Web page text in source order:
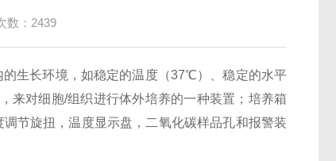
数：2439
生长环境，如稳定的温度（37℃）、稳定的水平
来对细胞/组织进行体外培养的一种装置；培养箱
节旋扭，温度显示盘，二氧化碳样品孔和报警装